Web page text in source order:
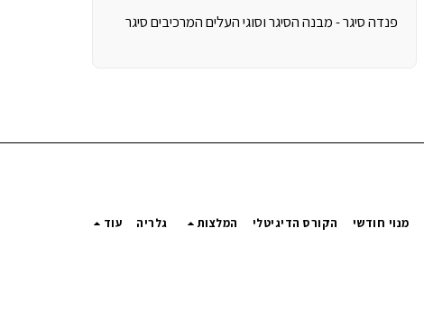
פנדה סיגר - מבנה הסיגר וסוגי העלים המרכיבים סיגר
מנוי חודשי הקורס הדיגיטלי המלצות גלריה עוד